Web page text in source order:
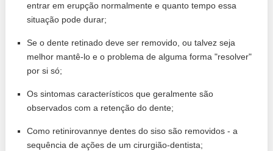
entrar em erupção normalmente e quanto tempo essa
situação pode durar;
Se o dente retinado deve ser removido, ou talvez seja
melhor mantê-lo e o problema de alguma forma "resolver"
por si só;
Os sintomas característicos que geralmente são
observados com a retenção do dente;
Como retinirovannye dentes do siso são removidos - a
sequência de ações de um cirurgião-dentista;